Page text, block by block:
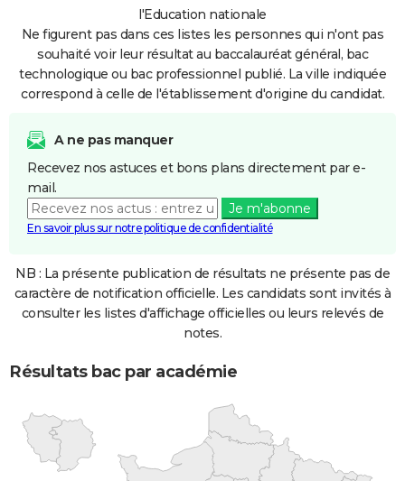
l'Education nationale
Ne figurent pas dans ces listes les personnes qui n'ont pas
souhaité voir leur résultat au baccalauréat général, bac
technologique ou bac professionnel publié. La ville indiquée
correspond à celle de l'établissement d'origine du candidat.
A ne pas manquer
Recevez nos astuces et bons plans directement par e-
mail.
Je m'abonne
En savoir plus sur notre politique de confidentialité
NB : La présente publication de résultats ne présente pas de
caractère de notification officielle. Les candidats sont invités à
consulter les listes d'affichage officielles ou leurs relevés de
notes.
Résultats bac par académie